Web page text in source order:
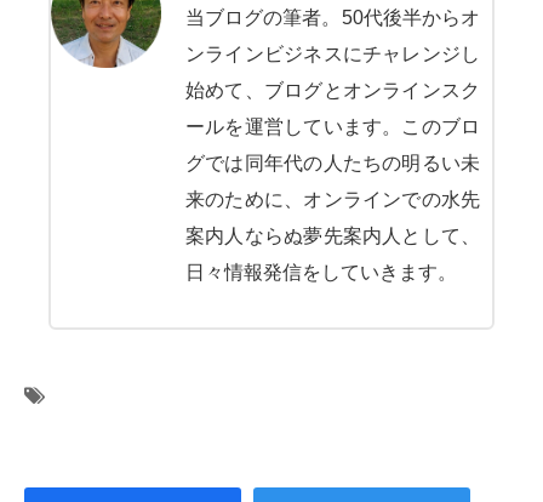
当ブログの筆者。50代後半からオ
ンラインビジネスにチャレンジし
始めて、ブログとオンラインスク
ールを運営しています。このブロ
グでは同年代の人たちの明るい未
来のために、オンラインでの水先
案内人ならぬ夢先案内人として、
日々情報発信をしていきます。